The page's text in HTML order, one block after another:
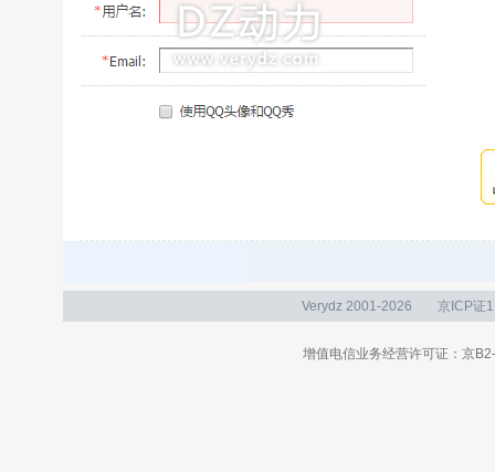
Verydz 2001-2026 京ICP证
增值电信业务经营许可证：京